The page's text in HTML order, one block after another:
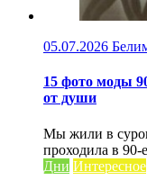
05.07.2026
15 фото моды
от души
Мы жили в
проходила в
Дни Интересное